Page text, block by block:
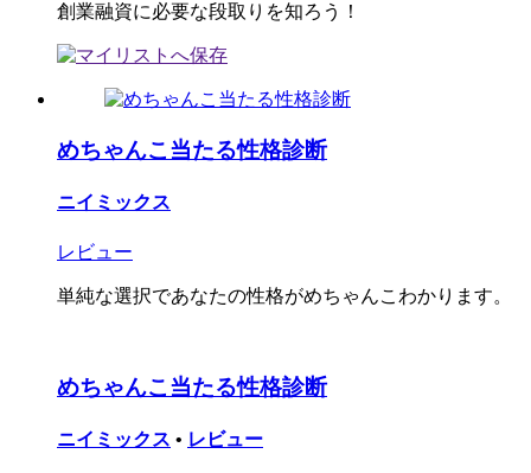
創業融資に必要な段取りを知ろう！
めちゃんこ当たる性格診断
ニイミックス
レビュー
単純な選択であなたの性格がめちゃんこわかります。
めちゃんこ当たる性格診断
ニイミックス • レビュー